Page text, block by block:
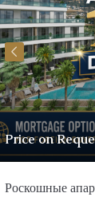
от€190,000
€570,000/до